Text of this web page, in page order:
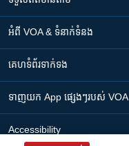
អំពី​ VOA & ទំនាក់ទំនង
គេហទំព័រ​​ទាក់ទង
ទាញយក​ App ផ្សេងៗ​របស់​ VOA
Accessibility